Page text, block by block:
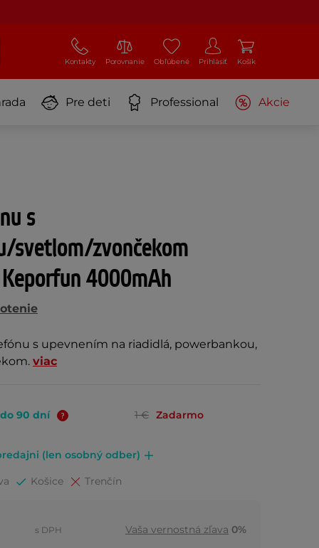
Kontakty Porovnanie Obľúbené Prihlásiť Košík
Pre deti Professional Akcie
s
svetlom/zvončekom
4000mAh
s upevnením na riadidlá, powerbankou,
viac
90 dní 1 € Zadarmo
(len osobný odber)
Košice Trenčín
s DPH Vaša vernostná zľava 0%